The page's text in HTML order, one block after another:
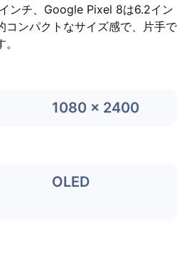
ンチ、Google Pixel 8は6.2イン
コンパクトなサイズ感で、片手で
1080 x 2400
OLED